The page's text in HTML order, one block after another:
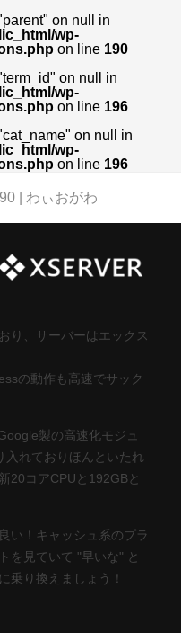
on null in
wp-
on line 190
on null in
wp-
on line 196
on null in
wp-
on line 196
| わぃおがわ
り、サーバーはエックス
の動作も高速でサック
製の高速化モジュ
れておりほんといたれ
20コアCPUと192GBと
い！キャッシュ系のプラ
を見ていて "早いな" と
乗り換えましょう！